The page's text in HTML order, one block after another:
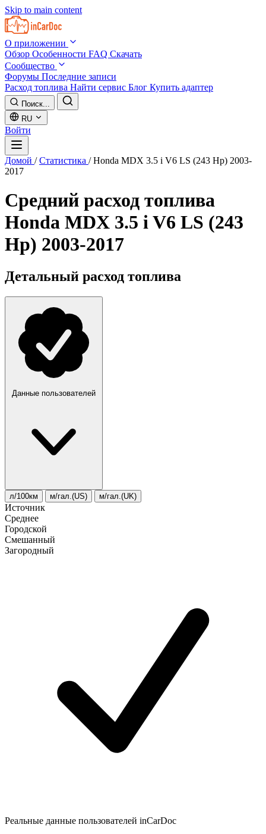
Skip to main content
О приложении
Обзор Особенности FAQ Скачать
Сообщество
Форумы Последние записи
Расход топлива Найти сервис Блог Купить адаптер
Поиск...
RU
Войти
Домой / Статистика / Honda MDX 3.5 i V6 LS (243 Hp) 2003-
2017
Средний расход топлива
Honda MDX 3.5 i V6 LS (243
Hp) 2003-2017
Детальный расход топлива
Данные пользователей
л/100км м/гал.(US) м/гал.(UK)
Источник
Среднее
Городской
Смешанный
Загородный
Реальные данные пользователей inCarDoc